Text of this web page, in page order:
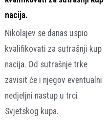
nacija.
Nikolajev se danas uspio
kvalifikovati za sutrašnji kup
nacija. Od sutrašnje trke
zavisit će i njegov eventualni
nedjeljni nastup u trci
Svjetskog kupa.